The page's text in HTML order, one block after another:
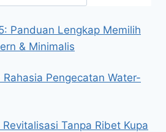
Panduan Lengkap Memilih
& Minimalis
Rahasia Pengecatan Water-
Tanpa Ribet Kupa